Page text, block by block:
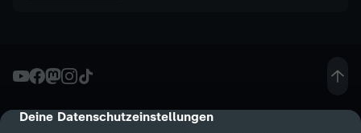
cmp-dialog-description
Deine Datenschutzeinstellungen
R
S